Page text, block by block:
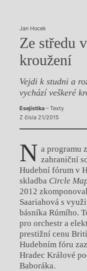
Jan Hocek
Ze středu
kroužení
Vejdi k studni a
vychází veškeré
Esejistika– Texty
Z čísla 21/2015
N a programu
zahraniční
Hudební fórum v
skladba Circle
2012
Saariahová s
básníka Rúmího.
pro orchestr a
prestižní cenu
Hudebním fóru
Hradec Králové
Baboráka.